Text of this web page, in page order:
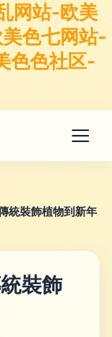
网站-欧美
色七网站-
色色社区-
統裝飾植物到新年
裝飾